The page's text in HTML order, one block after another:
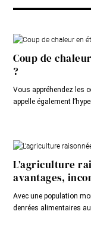
Coup de
?
Vous appréhendez les
appelle également
L’agriculture
avantages,
Avec une population
denrées alimentaires